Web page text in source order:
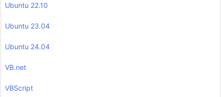
Ubuntu 22.10
Ubuntu 23.04
Ubuntu 24.04
VB.net
VBScript